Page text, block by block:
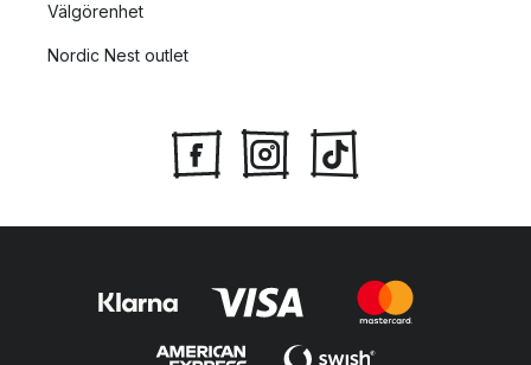
Välgörenhet
Nordic Nest outlet